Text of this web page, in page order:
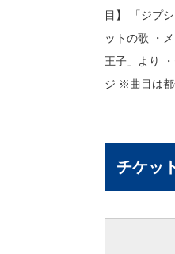
目】 「ジプ
ットの歌 ・
王子」より
ジ ※曲目は都
チケッ